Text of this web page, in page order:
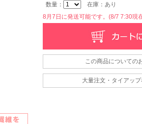
数量：
在庫：あり
8月7日に発送可能です。(8/7 7:30現
この商品についての
大量注文・タイアッ